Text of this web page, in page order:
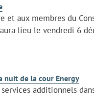
aux membres du
lieu le vendredi 6
nuit de la cour Energy
additionnels